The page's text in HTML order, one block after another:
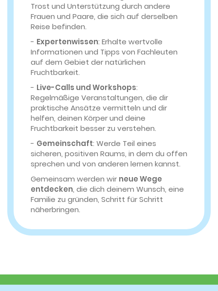
Trost und Unterstützung durch andere
Frauen und Paare, die sich auf derselben
Reise befinden.
- Expertenwissen: Erhalte wertvolle
Informationen und Tipps von Fachleuten
auf dem Gebiet der natürlichen
Fruchtbarkeit.
- Live-Calls und Workshops:
Regelmäßige Veranstaltungen, die dir
praktische Ansätze vermitteln und dir
helfen, deinen Körper und deine
Fruchtbarkeit besser zu verstehen.
- Gemeinschaft: Werde Teil eines
sicheren, positiven Raums, in dem du offen
sprechen und von anderen lernen kannst.
Gemeinsam werden wir neue Wege
entdecken, die dich deinem Wunsch, eine
Familie zu gründen, Schritt für Schritt
näherbringen.